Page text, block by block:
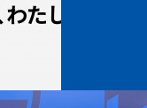
たしが学生